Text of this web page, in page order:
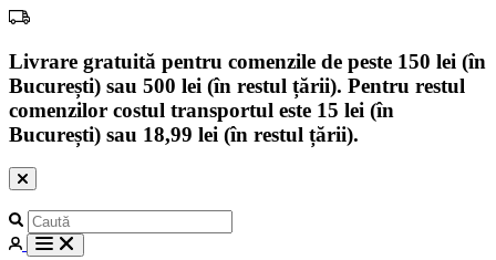
Livrare gratuită pentru comenzile de peste 150 lei (în
București) sau 500 lei (în restul țării). Pentru restul
comenzilor costul transportul este 15 lei (în
București) sau 18,99 lei (în restul țării).